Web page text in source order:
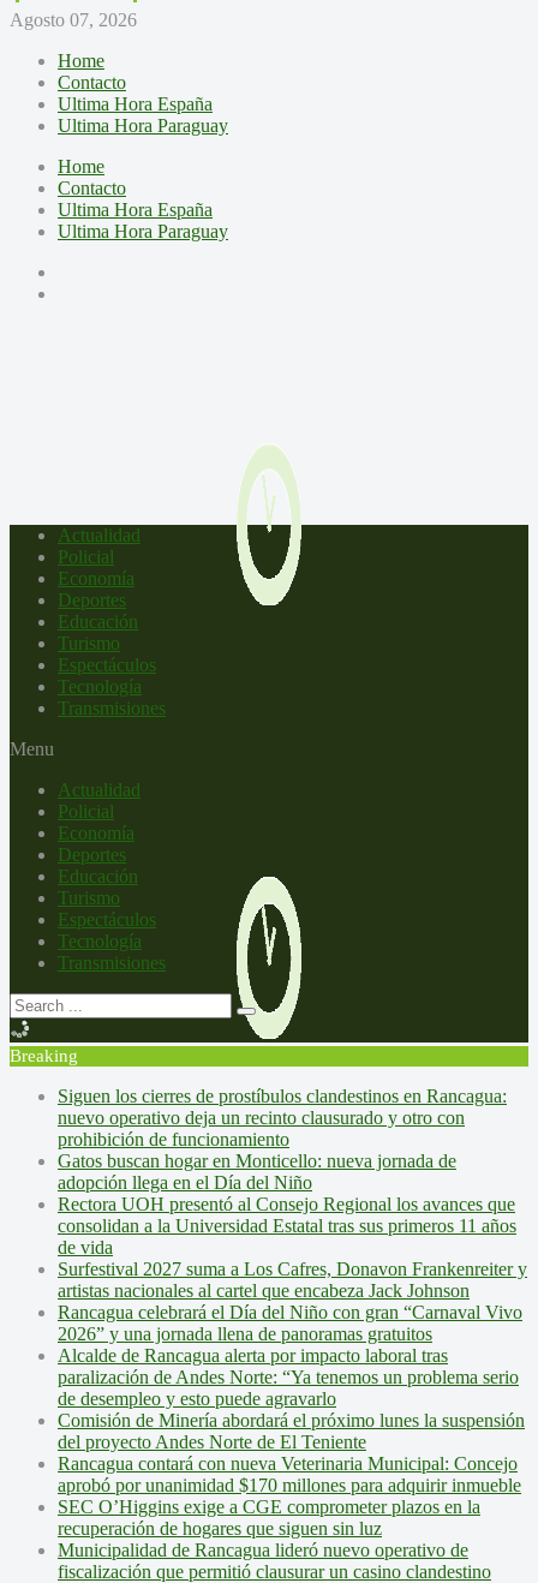
Agosto 07, 2026
Home
Contacto
Ultima Hora España
Ultima Hora Paraguay
Home
Contacto
Ultima Hora España
Ultima Hora Paraguay
Actualidad
Policial
Economía
Deportes
Educación
Turismo
Espectáculos
Tecnología
Transmisiones
Menu
Actualidad
Policial
Economía
Deportes
Educación
Turismo
Espectáculos
Tecnología
Transmisiones
Breaking
Siguen los cierres de prostíbulos clandestinos en Rancagua:
nuevo operativo deja un recinto clausurado y otro con
prohibición de funcionamiento
Gatos buscan hogar en Monticello: nueva jornada de
adopción llega en el Día del Niño
Rectora UOH presentó al Consejo Regional los avances que
consolidan a la Universidad Estatal tras sus primeros 11 años
de vida
Surfestival 2027 suma a Los Cafres, Donavon Frankenreiter y
artistas nacionales al cartel que encabeza Jack Johnson
Rancagua celebrará el Día del Niño con gran “Carnaval Vivo
2026” y una jornada llena de panoramas gratuitos
Alcalde de Rancagua alerta por impacto laboral tras
paralización de Andes Norte: “Ya tenemos un problema serio
de desempleo y esto puede agravarlo
Comisión de Minería abordará el próximo lunes la suspensión
del proyecto Andes Norte de El Teniente
Rancagua contará con nueva Veterinaria Municipal: Concejo
aprobó por unanimidad $170 millones para adquirir inmueble
SEC O’Higgins exige a CGE comprometer plazos en la
recuperación de hogares que siguen sin luz
Municipalidad de Rancagua lideró nuevo operativo de
fiscalización que permitió clausurar un casino clandestino